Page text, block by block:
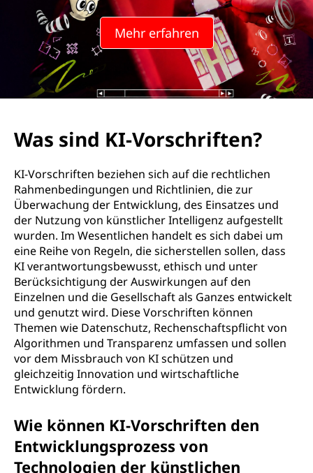
Mehr erfahren
Was sind KI-Vorschriften?
KI-Vorschriften beziehen sich auf die rechtlichen
Rahmenbedingungen und Richtlinien, die zur
Überwachung der Entwicklung, des Einsatzes und
der Nutzung von künstlicher Intelligenz aufgestellt
wurden. Im Wesentlichen handelt es sich dabei um
eine Reihe von Regeln, die sicherstellen sollen, dass
KI verantwortungsbewusst, ethisch und unter
Berücksichtigung der Auswirkungen auf den
Einzelnen und die Gesellschaft als Ganzes entwickelt
und genutzt wird. Diese Vorschriften können
Themen wie Datenschutz, Rechenschaftspflicht von
Algorithmen und Transparenz umfassen und sollen
vor dem Missbrauch von KI schützen und
gleichzeitig Innovation und wirtschaftliche
Entwicklung fördern.
Wie können KI-Vorschriften den
Entwicklungsprozess von
Technologien der künstlichen